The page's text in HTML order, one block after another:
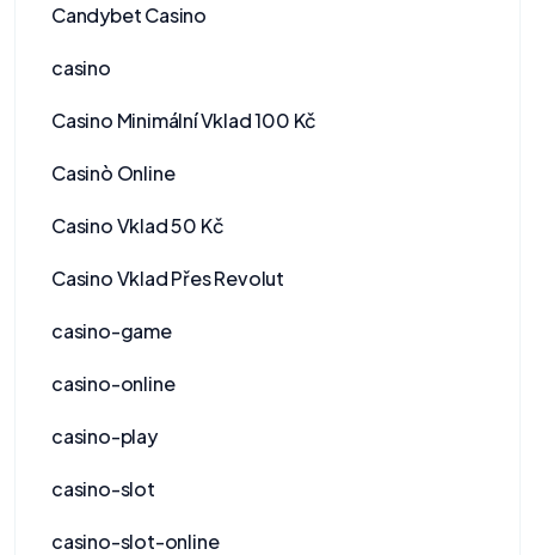
Candybet Casino
casino
Casino Minimální Vklad 100 Kč
Casinò Online
Casino Vklad 50 Kč
Casino Vklad Přes Revolut
casino-game
casino-online
casino-play
casino-slot
casino-slot-online